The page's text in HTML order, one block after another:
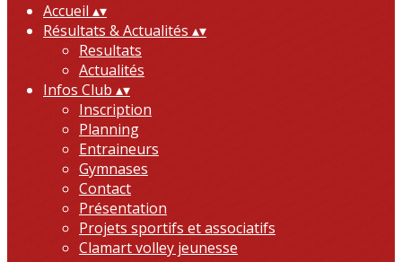
Accueil ▴▾
Résultats & Actualités ▴▾
Resultats
Actualités
Infos Club ▴▾
Inscription
Planning
Entraineurs
Gymnases
Contact
Présentation
Projets sportifs et associatifs
Clamart volley jeunesse